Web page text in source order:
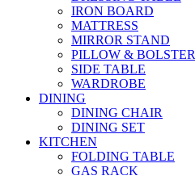
IRON BOARD
MATTRESS
MIRROR STAND
PILLOW & BOLSTER
SIDE TABLE
WARDROBE
DINING
DINING CHAIR
DINING SET
KITCHEN
FOLDING TABLE
GAS RACK